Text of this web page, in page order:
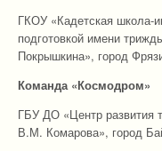
ГКОУ «Кадетская школа-
подготовкой имени
Покрышкина», город
Команда «Космодром»
ГБУ ДО «Центр развития
В.М. Комарова», город